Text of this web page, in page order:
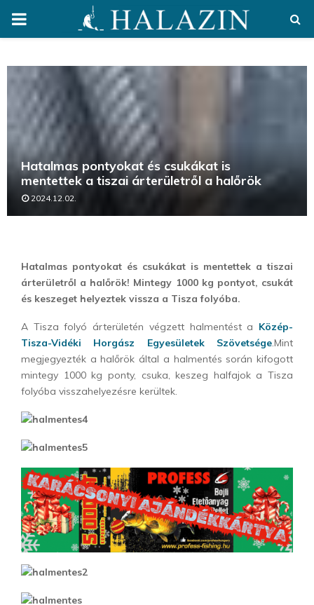
PRIMARY
Hatalmas pontyokat és csukákat is
mentettek a tiszai árterületről a halőrök
2024.12.02.
Hatalmas pontyokat és csukákat is mentettek a tiszai
árterületről a halőrök! Mintegy 1000 kg pontyot, csukát
és keszeget helyeztek vissza a Tisza folyóba.
A Tisza folyó árterületén végzett halmentést a Közép-
Tisza-Vidéki Horgász Egyesületek Szövetsége.Mint
megjegyezték a halőrök által a halmentés során kifogott
mintegy 1000 kg ponty, csuka, keszeg halfajok a Tisza
folyóba visszahelyezésre kerültek.